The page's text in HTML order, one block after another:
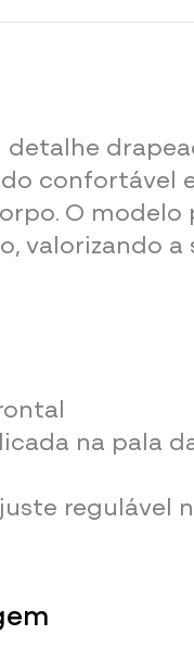
confortável
O modelo
valorizando
na pala
regulável